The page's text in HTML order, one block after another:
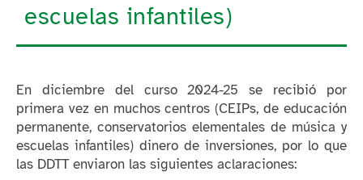
escuelas infantiles)
En diciembre del curso 2024-25 se recibió por
primera vez en muchos centros (CEIPs, de educación
permanente, conservatorios elementales de música y
escuelas infantiles) dinero de inversiones, por lo que
las DDTT enviaron las siguientes aclaraciones: